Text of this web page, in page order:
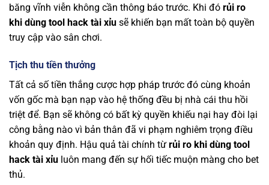
băng vĩnh viễn không cần thông báo trước. Khi đó rủi ro
khi dùng tool hack tài xỉu sẽ khiến bạn mất toàn bộ quyền
truy cập vào sân chơi.
Tịch thu tiền thưởng
Tất cả số tiền thắng cược hợp pháp trước đó cùng khoản
vốn gốc mà bạn nạp vào hệ thống đều bị nhà cái thu hồi
triệt để. Bạn sẽ không có bất kỳ quyền khiếu nại hay đòi lại
công bằng nào vì bản thân đã vi phạm nghiêm trọng điều
khoản quy định. Hậu quả tài chính từ rủi ro khi dùng tool
hack tài xỉu luôn mang đến sự hối tiếc muộn màng cho bet
thủ.